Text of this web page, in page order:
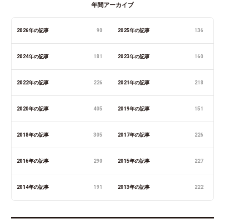
年間アーカイブ
2026年の記事 90 2025年の記事 136
2024年の記事 181 2023年の記事 160
2022年の記事 226 2021年の記事 218
2020年の記事 405 2019年の記事 151
2018年の記事 305 2017年の記事 226
2016年の記事 290 2015年の記事 227
2014年の記事 191 2013年の記事 222